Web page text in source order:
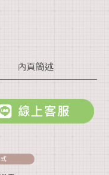
內頁簡述